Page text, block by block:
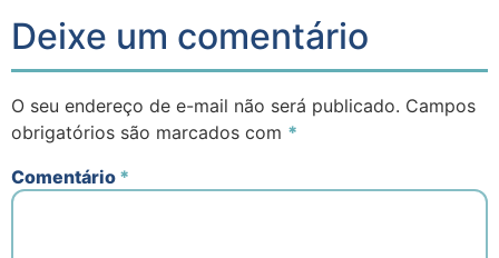
Deixe um comentário
O seu endereço de e-mail não será publicado. Campos
obrigatórios são marcados com *
Comentário *